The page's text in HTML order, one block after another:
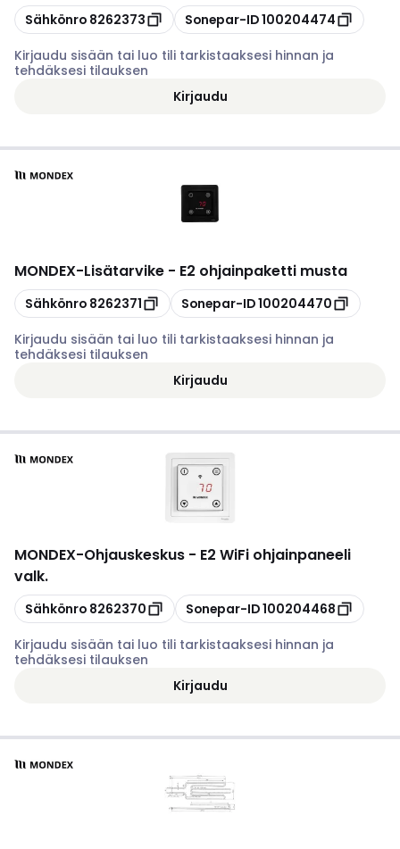
Kopioi
Sähkönro 8262373 Kopioi
Sonepar-ID100204474
Kirjaudu sisään tai luo tili tarkistaaksesi hinnan ja
tehdäksesi tilauksen
Kirjaudu
MONDEX-Lisätarvike - E2 ohjainpaketti musta
Kopioi
Sähkönro 8262371 Kopioi
Sonepar-ID100204470
Kirjaudu sisään tai luo tili tarkistaaksesi hinnan ja
tehdäksesi tilauksen
Kirjaudu
MONDEX-Ohjauskeskus - E2 WiFi ohjainpaneeli
valk.
Kopioi
Sähkönro 8262370 Kopioi
Sonepar-ID100204468
Kirjaudu sisään tai luo tili tarkistaaksesi hinnan ja
tehdäksesi tilauksen
Kirjaudu